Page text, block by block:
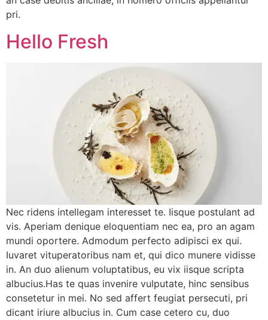
pri.
Hello Fresh
Nec ridens intellegam interesset te. Iisque postulant ad
vis. Aperiam denique eloquentiam nec ea, pro an agam
mundi oportere. Admodum perfecto adipisci ex qui.
Iuvaret vituperatoribus nam et, qui dico munere vidisse
in. An duo alienum voluptatibus, eu vix iisque scripta
albucius.Has te quas invenire vulputate, hinc sensibus
consetetur in mei. No sed affert feugiat persecuti, pri
dicant iriure albucius in. Cum case cetero cu, duo